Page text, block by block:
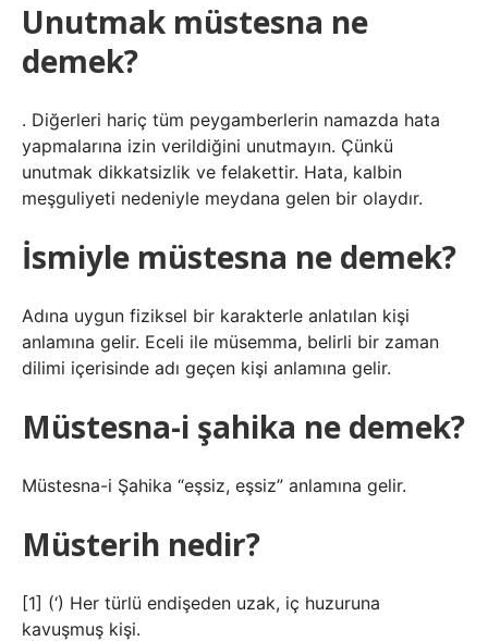
Unutmak müstesna ne
demek?
. Diğerleri hariç tüm peygamberlerin namazda hata
yapmalarına izin verildiğini unutmayın. Çünkü
unutmak dikkatsizlik ve felakettir. Hata, kalbin
meşguliyeti nedeniyle meydana gelen bir olaydır.
İsmiyle müstesna ne demek?
Adına uygun fiziksel bir karakterle anlatılan kişi
anlamına gelir. Eceli ile müsemma, belirli bir zaman
dilimi içerisinde adı geçen kişi anlamına gelir.
Müstesna-i şahika ne demek?
Müstesna-i Şahika “eşsiz, eşsiz” anlamına gelir.
Müsterih nedir?
[1] (‘) Her türlü endişeden uzak, iç huzuruna
kavuşmuş kişi.